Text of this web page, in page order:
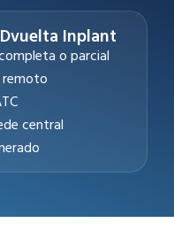
Inplant
o parcial
remoto
central